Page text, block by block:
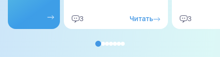
первых, мы в итоге уже
на корме, т.к.
не удалось (начались
3 Читать
потом
она
3